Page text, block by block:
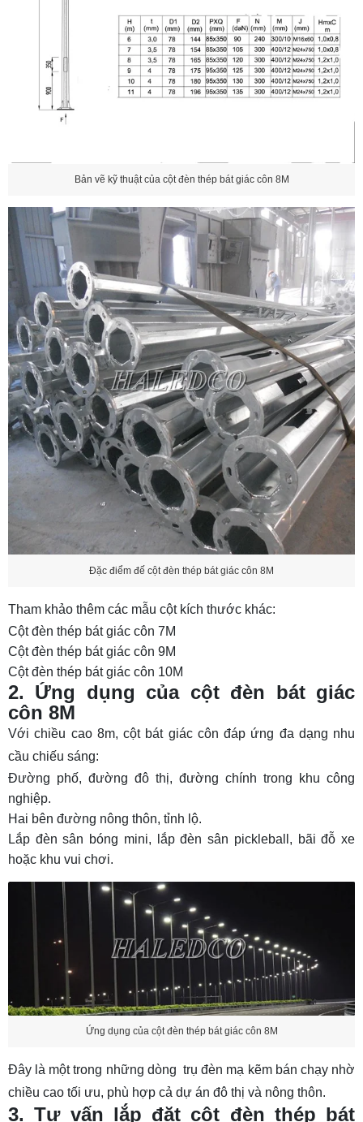
Bản vẽ kỹ thuật của cột đèn thép bát giác côn 8M
Đặc điểm đế cột đèn thép bát giác côn 8M
Tham khảo thêm các mẫu cột kích thước khác:
Cột đèn thép bát giác côn 7M
Cột đèn thép bát giác côn 9M
Cột đèn thép bát giác côn 10M
2. Ứng dụng của cột đèn bát giác
côn 8M
Với chiều cao 8m, cột bát giác côn đáp ứng đa dạng nhu
cầu chiếu sáng:
Đường phố, đường đô thị, đường chính trong khu công
nghiệp.
Hai bên đường nông thôn, tỉnh lộ.
Lắp đèn sân bóng mini, lắpđèn sân pickleball , bãi đỗ xe
hoặc khu vui chơi.
Ứng dụng của cột đèn thép bát giác côn 8M
Đây là một trong những dòng trụ đèn mạ kẽm bán chạy nhờ
chiều cao tối ưu, phù hợp cả dự án đô thị và nông thôn.
3. Tư vấn lắp đặt cột đèn thép bát